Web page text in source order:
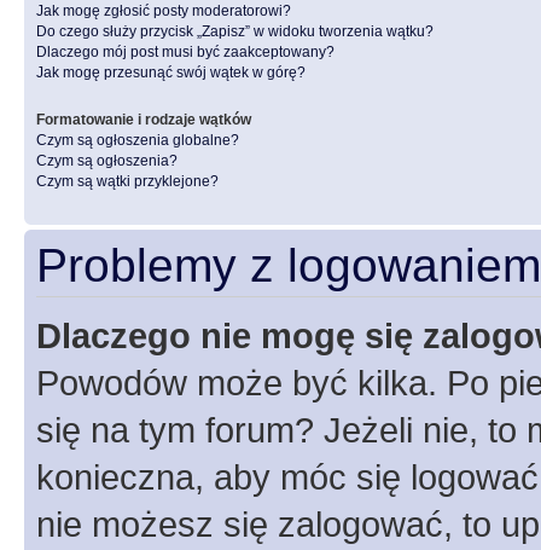
Jak mogę zgłosić posty moderatorowi?
Do czego służy przycisk „Zapisz” w widoku tworzenia wątku?
Dlaczego mój post musi być zaakceptowany?
Jak mogę przesunąć swój wątek w górę?
Formatowanie i rodzaje wątków
Czym są ogłoszenia globalne?
Czym są ogłoszenia?
Czym są wątki przyklejone?
Problemy z
Dlaczego nie mogę się
Powodów może być kilka. Po
się na tym forum? Jeżeli nie, to
konieczna, aby móc się
nie możesz się zalogować, to